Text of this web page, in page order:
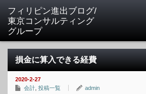
フィリピン進出ブログ/
東京コンサルティング
グループ
損金に算入できる経費
2020-2-27
会計 投稿一覧 admin